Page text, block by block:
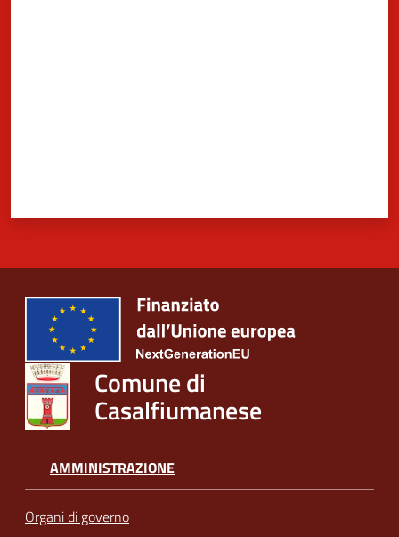
Comune di
Casalfiumanese
AMMINISTRAZIONE
Organi di governo